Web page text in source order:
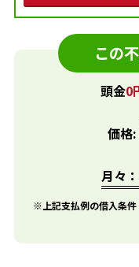
この
頭金0
価格:
月々：
※上記支払例の借入条